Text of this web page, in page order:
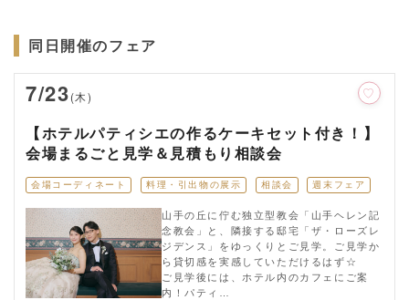
同日開催のフェア
7/23(木)
【ホテルパティシエの作るケーキセット付き！】
会場まるごと見学＆見積もり相談会
会場コーディネート 料理・引出物の展示 相談会 週末フェア
山手の丘に佇む独立型教会「山手ヘレン記
念教会」と、隣接する邸宅「ザ・ローズレ
ジデンス」をゆっくりとご見学。ご見学か
ら貸切感を実感していただけるはず☆
ご見学後には、ホテル内のカフェにご案
内！パティ…